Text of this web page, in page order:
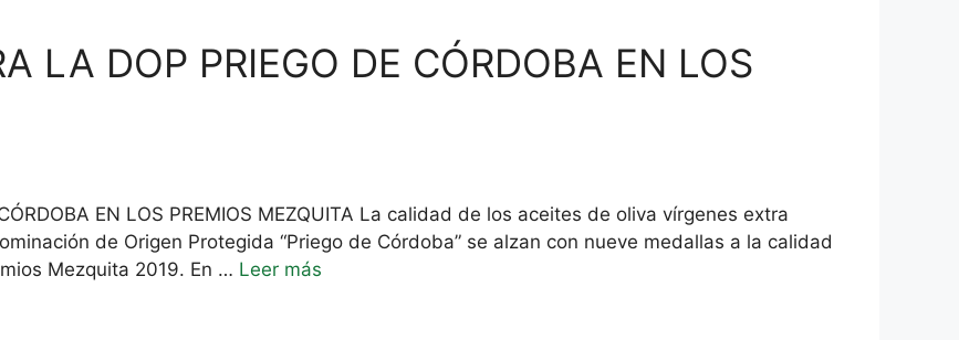
LA DOP PRIEGO DE CÓRDOBA EN LOS
EN LOS PREMIOS MEZQUITA La calidad de los aceites de oliva vírgenes extra
de Origen Protegida “Priego de Córdoba” se alzan con nueve medallas a la calidad
Mezquita 2019. En … Leer más